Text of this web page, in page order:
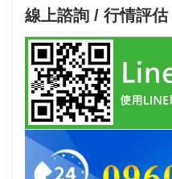
線上諮詢 / 行情評估